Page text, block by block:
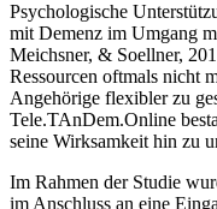
Psychologische
mit Demenz im Umgang
Meichsner, & Soellner,
Ressourcen oftmals nicht
Angehörige flexibler zu
Tele.TAnDem.Online
seine Wirksamkeit hin zu
Im Rahmen der Studie
im Anschluss an eine